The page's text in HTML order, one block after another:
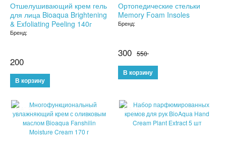
УХОД ЗА РУКАМИ И НОГАМИ
МАССАЖЕРЫ
КОРРЕКТИРУЮЩЕЕ БЕЛЬЕ
СРЕДСТВА ДЛЯ ПОХУДЕНИЯ
Отшелушивающий крем гель
для лица Bioaqua Brightening
& Exfoliating Peeling 140г
Бренд:
200
Ортопедические стельки
Memory Foam Insoles
Бренд:
300 550
SALE SALE